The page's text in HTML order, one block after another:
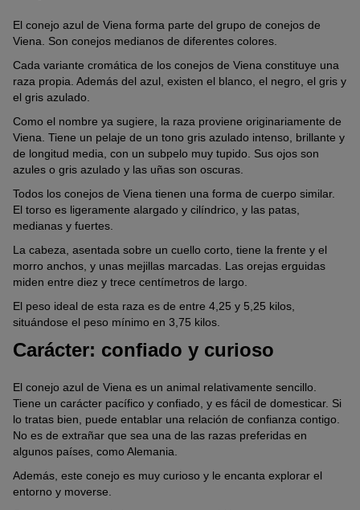
El conejo azul de Viena forma parte del grupo de conejos de
Viena. Son conejos medianos de diferentes colores.
Cada variante cromática de los conejos de Viena constituye una
raza propia. Además del azul, existen el blanco, el negro, el gris y
el gris azulado.
Como el nombre ya sugiere, la raza proviene originariamente de
Viena. Tiene un pelaje de un tono gris azulado intenso, brillante y
de longitud media, con un subpelo muy tupido. Sus ojos son
azules o gris azulado y las uñas son oscuras.
Todos los conejos de Viena tienen una forma de cuerpo similar.
El torso es ligeramente alargado y cilíndrico, y las patas,
medianas y fuertes.
La cabeza, asentada sobre un cuello corto, tiene la frente y el
morro anchos, y unas mejillas marcadas. Las orejas erguidas
miden entre diez y trece centímetros de largo.
El peso ideal de esta raza es de entre 4,25 y 5,25 kilos,
situándose el peso mínimo en 3,75 kilos.
Carácter: confiado y curioso
El conejo azul de Viena es un animal relativamente sencillo.
Tiene un carácter pacífico y confiado, y es fácil de domesticar. Si
lo tratas bien, puede entablar una relación de confianza contigo.
No es de extrañar que sea una de las razas preferidas en
algunos países, como Alemania.
Además, este conejo es muy curioso y le encanta explorar el
entorno y moverse.